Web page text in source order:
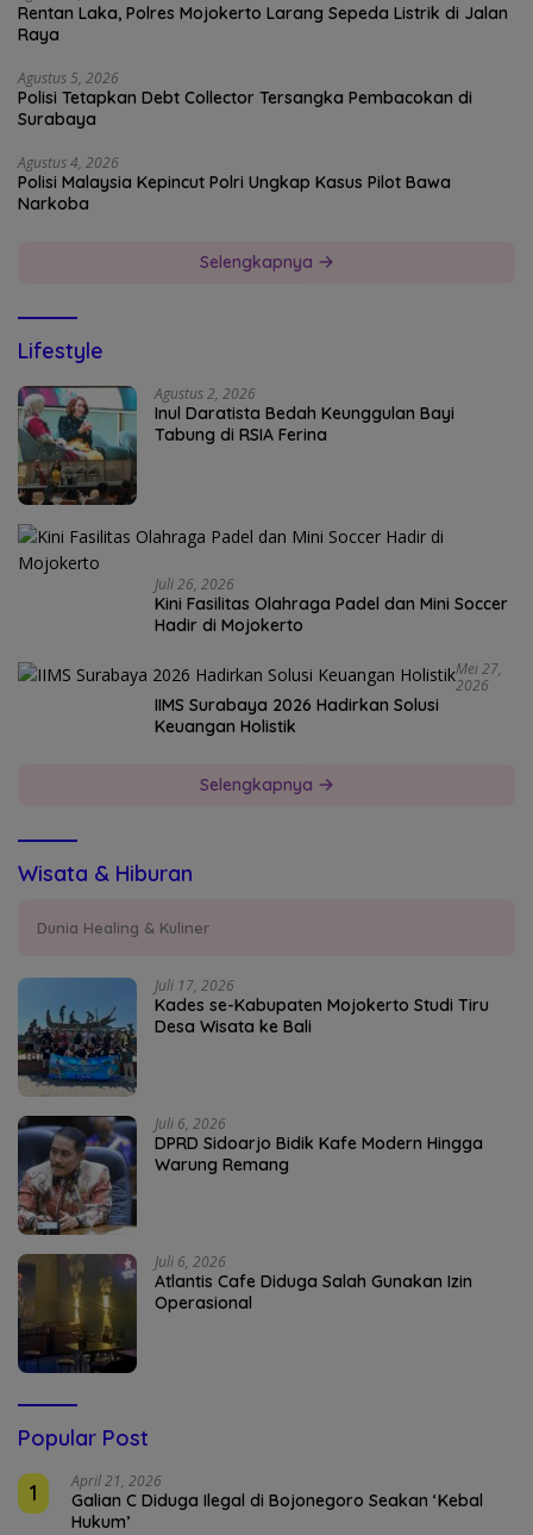
Rentan Laka, Polres Mojokerto Larang Sepeda Listrik di Jalan
Raya
Agustus 5, 2026
Polisi Tetapkan Debt Collector Tersangka Pembacokan di
Surabaya
Agustus 4, 2026
Polisi Malaysia Kepincut Polri Ungkap Kasus Pilot Bawa
Narkoba
Selengkapnya
Lifestyle
Agustus 2, 2026
Inul Daratista Bedah Keunggulan Bayi
Tabung di RSIA Ferina
Juli 26, 2026
Kini Fasilitas Olahraga Padel dan Mini Soccer
Hadir di Mojokerto
Mei 27,
2026
IIMS Surabaya 2026 Hadirkan Solusi
Keuangan Holistik
Selengkapnya
Wisata & Hiburan
Dunia Healing & Kuliner
Juli 17, 2026
Kades se-Kabupaten Mojokerto Studi Tiru
Desa Wisata ke Bali
Juli 6, 2026
DPRD Sidoarjo Bidik Kafe Modern Hingga
Warung Remang
Juli 6, 2026
Atlantis Cafe Diduga Salah Gunakan Izin
Operasional
Popular Post
1
April 21, 2026
Galian C Diduga Ilegal di Bojonegoro Seakan ‘Kebal
Hukum’